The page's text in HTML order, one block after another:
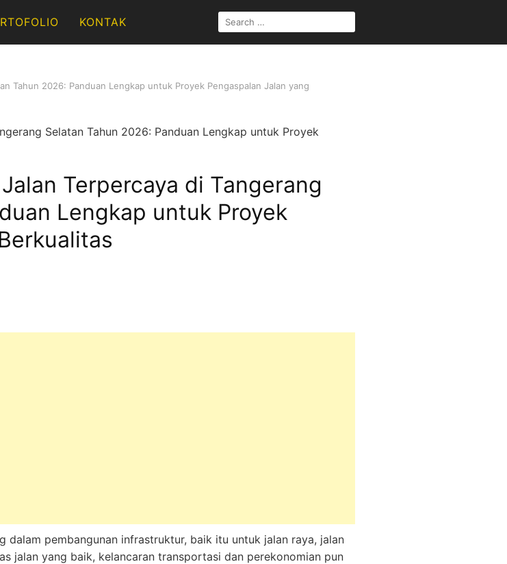
KONTAK
SEARCH
FOR:
Tahun 2026: Panduan Lengkap untuk Proyek Pengaspalan Jalan yang
Terpercaya di Tangerang
Lengkap untuk Proyek
dalam pembangunan infrastruktur, baik itu untuk jalan raya, jalan
jalan yang baik, kelancaran transportasi dan perekonomian pun